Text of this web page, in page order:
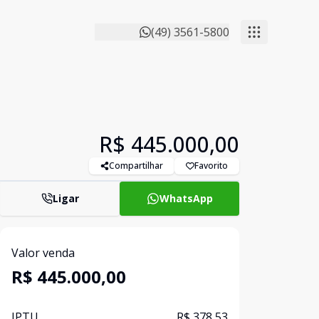
(49) 3561-5800
R$ 445.000,00
Compartilhar Favorito
Ligar WhatsApp
Valor venda
R$ 445.000,00